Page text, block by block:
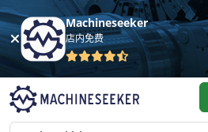
Machineseeker
店内免费